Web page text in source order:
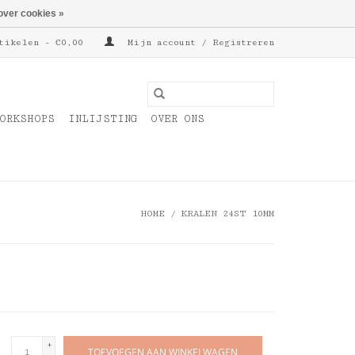
- €0,00 Mijn account / Registreren
INLIJSTING OVER ONS
HOME / KRALEN 24ST 10MM
+
TOEVOEGEN AAN WINKELWAGEN
cookies »